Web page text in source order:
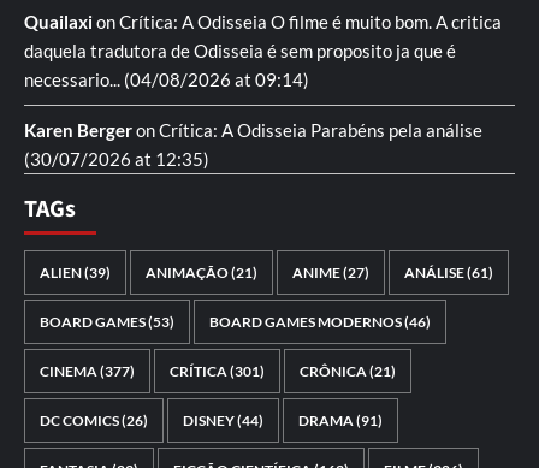
QuailaxionCrítica: A Odisseia O filme é muito bom. A critica
daquela tradutora de Odisseia é sem proposito ja que é
necessario... (04/08/2026 at 09:14)
Karen BergeronCrítica: A Odisseia Parabéns pela análise
(30/07/2026 at 12:35)
TAGs
ALIEN(39) ANIMAÇÃO(21) ANIME(27) ANÁLISE(61)
BOARD GAMES(53) BOARD GAMES MODERNOS(46)
CINEMA(377) CRÍTICA(301) CRÔNICA(21)
DC COMICS(26) DISNEY(44) DRAMA(91)